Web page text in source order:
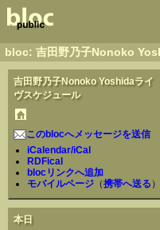
bloc: 吉田野乃子Nonoko
吉田野乃子Nonoko Yoshidaライ
ヴスケジュール
このblocへメッセージを送信
iCalendar/iCal
RDFical
blocリンクへ追加
モバイルページ（携帯へ送る ）
本日